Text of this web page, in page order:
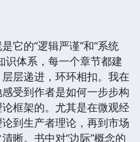
它的“逻辑严谨”和“系统
识体系，每一个章节都建
层递进，环环相扣。我在
受到作者是如何一步步构
框架的。尤其是在微观经
到生产者理论，再到市场
晰。书中对“边际”概念的